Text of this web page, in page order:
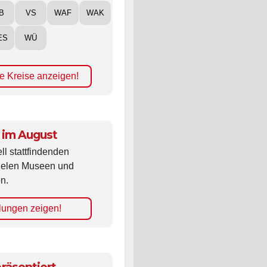
VS WAF WAK
WÜ
Kreise anzeigen!
August
stattfindenden
Museen und
zeigen!